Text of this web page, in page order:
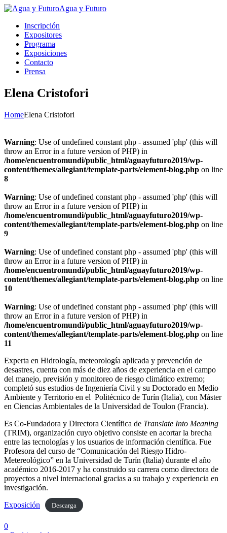
Agua y Futuro
Inscripción
Expositores
Programa
Exposiciones
Contacto
Prensa
Elena Cristofori
HomeElena Cristofori
Warning: Use of undefined constant php - assumed 'php' (this will
throw an Error in a future version of PHP) in
/home/encuentromundi/public_html/aguayfuturo2019/wp-
content/themes/allegiant/template-parts/element-blog.php on line
8
Warning: Use of undefined constant php - assumed 'php' (this will
throw an Error in a future version of PHP) in
/home/encuentromundi/public_html/aguayfuturo2019/wp-
content/themes/allegiant/template-parts/element-blog.php on line
9
Warning: Use of undefined constant php - assumed 'php' (this will
throw an Error in a future version of PHP) in
/home/encuentromundi/public_html/aguayfuturo2019/wp-
content/themes/allegiant/template-parts/element-blog.php on line
10
Warning: Use of undefined constant php - assumed 'php' (this will
throw an Error in a future version of PHP) in
/home/encuentromundi/public_html/aguayfuturo2019/wp-
content/themes/allegiant/template-parts/element-blog.php on line
11
Experta en Hidrología, meteorología aplicada y prevención de
desastres, cuenta con más de diez años de experiencia en el campo
del manejo, previsión y monitoreo de riesgo climático extremo;
completó sus estudios de Ingeniería Civil y su Doctorado en Medio
Ambiente y Territorio en el Politécnico de Turín (Italia), con Máster
en Ciencias Ambientales de la Universidad de Toulon (Francia).
Es Co-Fundadora y Directora Científica de Translate Into Meaning
(TRIM), organización cuyo objetivo consiste en acortar la brecha
entre las tecnologías y los usuarios de información científica. Fue
Profesora del curso de “Comunicación del Riesgo Hidro-
Metereológico” en la Universidad de Turín (Italia) durante el año
académico 2016-2017 y ha construido su carrera como directora de
proyectos a nivel internacional gracias a su trabajo y experiencia en
investigación.
Exposición
Descarga
0